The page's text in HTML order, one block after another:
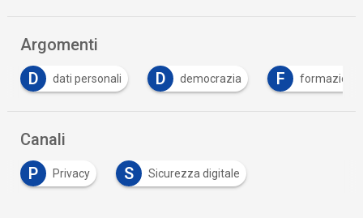
Argomenti
D
dati personali D democrazia F formazione
Canali
P
Privacy S Sicurezza digitale